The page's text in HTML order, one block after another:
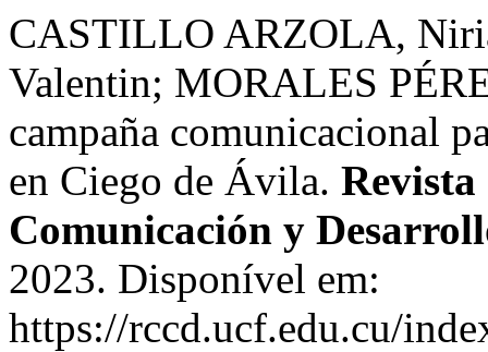
CASTILLO ARZOLA,
Valentin; MORALES
campaña comunicacional
en Ciego de Ávila.
Comunicación y
2023. Disponível em:
https://rccd.ucf.edu.cu/